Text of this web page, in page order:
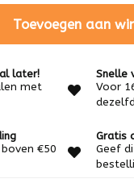
Toevoegen aan
later!
met
Snelle
Voor
€50
Gratis
Geef